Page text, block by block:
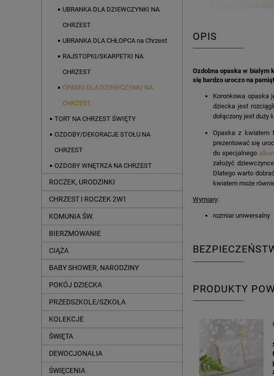
UBRANKA DLA DZIEWCZYNKI NA
CHRZEST
UBRANKA DLA CHŁOPCA na Chrzest
RAJSTOPKI/SKARPETKI NA
CHRZEST
OPASKI DLA DZIEWCZYNKI NA
CHRZEST
TORT NA CHRZEST ŚWIĘTY
OZDOBY/DEKORACJE STOŁU NA
CHRZEST
OZDOBY WNĘTRZA NA CHRZEST
ROCZEK, URODZINKI
CHRZEST I ROCZEK 2W1
KOMUNIA ŚW.
BIERZMOWANIE
CIĄŻA
BABY SHOWER, NARODZINY
POKÓJ DZIECKA
PRZEDSZKOLE/SZKOŁA
KOLEKCJE
ŚWIĘTA
DEWOCJONALIA
ŚWIĘCENIA
OPIS
Ozdobna opaska w
się bardzo uroczo na
Koronkowa opaska
dziecka jest
dołączony jest duży
Opaska z kwiatem
prezentować się
do specjalnego
założyć
Dlatego warto
kwiatem może
Wymiary:
rozmiar uniwersalny
PRODUKTY